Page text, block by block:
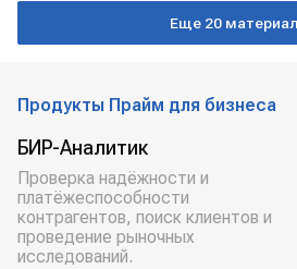
Еще 20
Продукты Прайм для бизнеса
БИР-Аналитик
Проверка надёжности и
платёжеспособности
контрагентов, поиск клиентов и
проведение рыночных
исследований.